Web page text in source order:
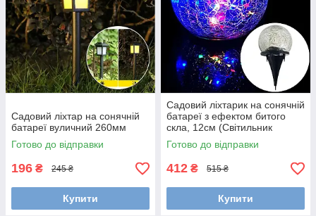
Садовий ліхтар на сонячній
батареї вуличний 260мм
Готово до відправки
196 ₴ 245 ₴
Купити
Садовий ліхтарик на сонячній
батареї з ефектом битого
скла, 12см (Світильник
садовий)
Готово до відправки
412 ₴ 515 ₴
Купити